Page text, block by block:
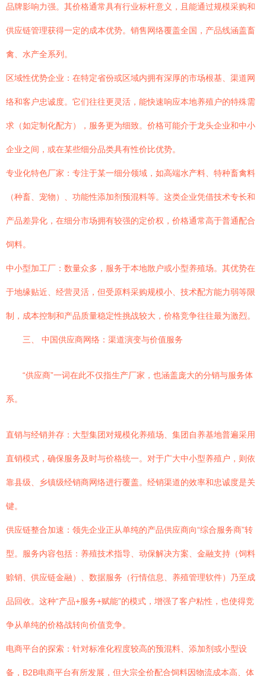
品牌影响力强。其价格通常具有行业标杆意义，且能通过规模采购和
供应链管理获得一定的成本优势。销售网络覆盖全国，产品线涵盖畜
禽、水产全系列。
区域性优势企业：在特定省份或区域内拥有深厚的市场根基、渠道网
络和客户忠诚度。它们往往更灵活，能快速响应本地养殖户的特殊需
求（如定制化配方），服务更为细致。价格可能介于龙头企业和中小
企业之间，或在某些细分品类具有性价比优势。
专业化特色厂家：专注于某一细分领域，如高端水产料、特种畜禽料
（种畜、宠物）、功能性添加剂预混料等。这类企业凭借技术专长和
产品差异化，在细分市场拥有较强的定价权，价格通常高于普通配合
饲料。
中小型加工厂：数量众多，服务于本地散户或小型养殖场。其优势在
于地缘贴近、经营灵活，但受原料采购规模小、技术配方能力弱等限
制，成本控制和产品质量稳定性挑战较大，价格竞争往往最为激烈。
三、 中国供应商网络：渠道演变与价值服务
“供应商”一词在此不仅指生产厂家，也涵盖庞大的分销与服务体
系。
直销与经销并存：大型集团对规模化养殖场、集团自养基地普遍采用
直销模式，确保服务及时与价格统一。对于广大中小型养殖户，则依
靠县级、乡镇级经销商网络进行覆盖。经销渠道的效率和忠诚度是关
键。
供应链整合加速：领先企业正从单纯的产品供应商向“综合服务商”转
型。服务内容包括：养殖技术指导、动保解决方案、金融支持（饲料
赊销、供应链金融）、数据服务（行情信息、养殖管理软件）乃至成
品回收。这种“产品+服务+赋能”的模式，增强了客户粘性，也使得竞
争从单纯的价格战转向价值竞争。
电商平台的探索：针对标准化程度较高的预混料、添加剂或小型设
备，B2B电商平台有所发展，但大宗全价配合饲料因物流成本高、体